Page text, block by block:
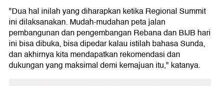
"Dua hal inilah yang diharapkan ketika Regional Summit
ini dilaksanakan. Mudah-mudahan peta jalan
pembangunan dan pengembangan Rebana dan BIJB hari
ini bisa dibuka, bisa dipedar kalau istilah bahasa Sunda,
dan akhirnya kita mendapatkan rekomendasi dan
dukungan yang maksimal demi kemajuan itu," katanya.